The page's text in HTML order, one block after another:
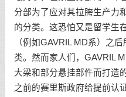
分部为了应对其拉胯生产力
的分类。这恐怕又是留学生
（例如GAVRIL MD系）之
类。然而家人们，GAVRIL
大梁和部分悬挂部件而打造
之前的赛里斯政府给提前认